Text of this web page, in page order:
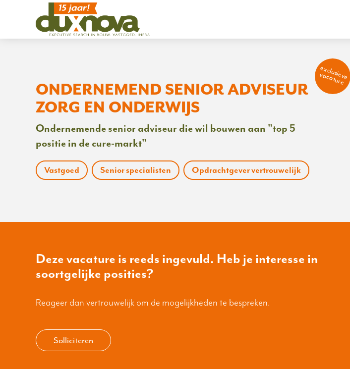
exclusieve
vacature
ONDERNEMEND SENIOR ADVISEUR
ZORG EN ONDERWIJS
Ondernemende senior adviseur die wil bouwen aan "top 5
positie in de cure-markt"
Vastgoed Senior specialisten Opdrachtgever vertrouwelijk
Deze vacature is reeds ingevuld. Heb je interesse in
soortgelijke posities?
Reageer dan vertrouwelijk om de mogelijkheden te bespreken.
Solliciteren